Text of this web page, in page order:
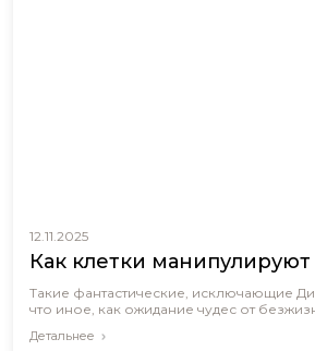
12.11.2025
Как клетки
Такие фантастические, исключающие
что иное, как ожидание чудес от
Детальнее